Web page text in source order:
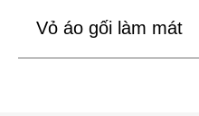
Vỏ áo gối làm mát